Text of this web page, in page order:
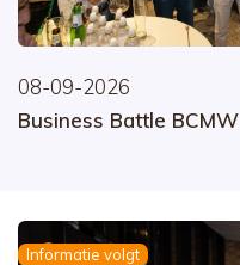
08-09-2026
Business Battle BCMW
Informatie volgt